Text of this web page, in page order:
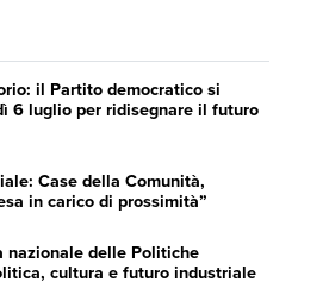
il Partito democratico si
6 luglio per ridisegnare il futuro
Case della Comunità,
in carico di prossimità”
nazionale delle Politiche
cultura e futuro industriale